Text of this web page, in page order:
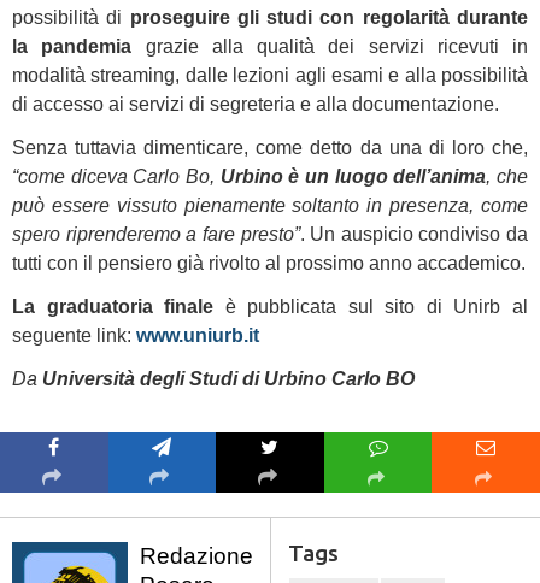
possibilità di proseguire gli studi con regolarità durante
la pandemia grazie alla qualità dei servizi ricevuti in
modalità streaming, dalle lezioni agli esami e alla possibilità
di accesso ai servizi di segreteria e alla documentazione.
Senza tuttavia dimenticare, come detto da una di loro che,
“come diceva Carlo Bo, Urbino è un luogo dell’anima, che
può essere vissuto pienamente soltanto in presenza, come
spero riprenderemo a fare presto”. Un auspicio condiviso da
tutti con il pensiero già rivolto al prossimo anno accademico.
La graduatoria finale è pubblicata sul sito di Unirb al
seguente link: www.uniurb.it
Da Università degli Studi di Urbino Carlo BO
Redazione
Tags